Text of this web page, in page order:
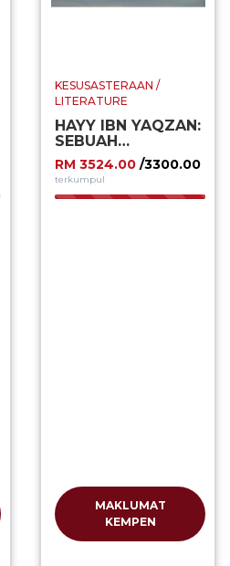
KESUSASTERAAN /
LITERATURE
HAYY IBN YAQZAN:
SEBUAH
ADVENCER
FALSAFI
RM 3524.00 /3300.00
terkumpul
100.00%
MAKLUMAT
KEMPEN